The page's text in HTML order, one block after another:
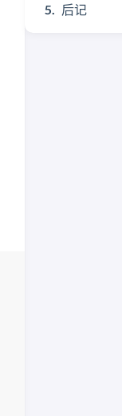
后记